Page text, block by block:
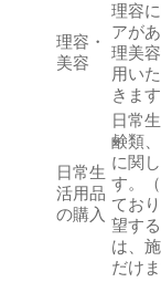
理容・
美容
理容
アが
理美
用い
きま
日常生
活用品
の購入
日常
鹸類
に関
す。
てお
望す
は、
だけ